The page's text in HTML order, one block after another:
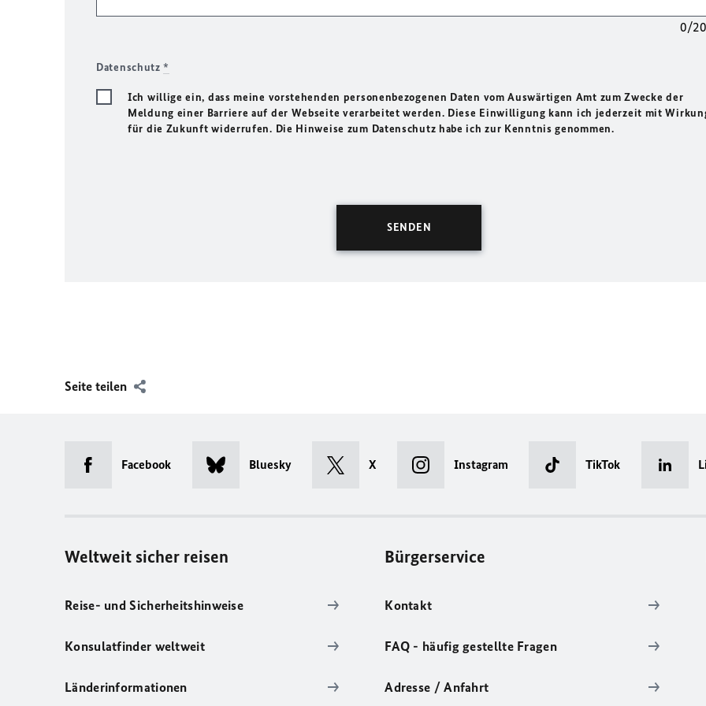
0/
Datenschutz*
Ich willige ein, dass meine vorstehenden personenbezogenen Daten vom Auswärtigen Amt zum Zwecke der
Meldung einer Barriere auf der Webseite verarbeitet werden. Diese Einwilligung kann ich jederzeit mit
für die Zukunft widerrufen. Die Hinweise zum Datenschutz habe ich zur Kenntnis genommen.
Seite teilen
Facebook Bluesky X Instagram TikTok
Weltweit sicher reisen
Reise- und Sicherheitshinweise
Konsulatfinder weltweit
Länderinformationen
Bürgerservice
Kontakt
FAQ - häufig gestellte Fragen
Adresse / Anfahrt